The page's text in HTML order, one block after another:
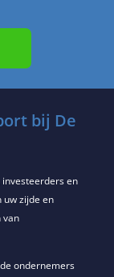
bij De
en
uw zijde en
van
ondernemers